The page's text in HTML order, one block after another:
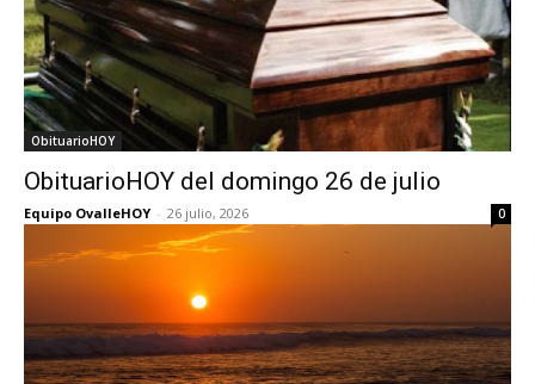
ObituarioHOY
ObituarioHOY del domingo 26 de julio
Equipo OvalleHOY - 26 julio, 2026 0